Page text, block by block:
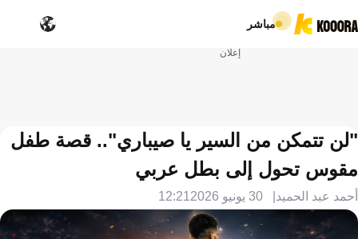
مباشر
إعلان
"لن تتمكن من السير يا صيباري".. قصة طفل
مقوس تحول إلى بطل عربي
أحمد عبد الحميد 30 يونيو 2026 12:21